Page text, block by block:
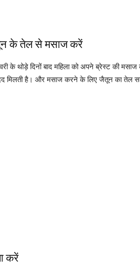
के तेल से मसाज करें
के थोड़े दिनों बाद महिला को अपने ब्रेस्ट की
मिलती है। और मसाज करने के लिए जैतून का तेल
करें